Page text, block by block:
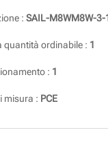
:SAIL-M8WM8W-3-
quantità ordinabile : 1
: 1
misura : PCE